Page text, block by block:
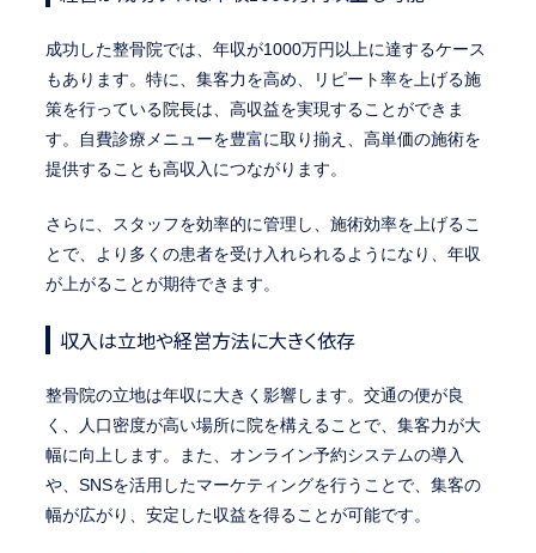
成功した整骨院では、年収が1000万円以上に達するケース
もあります。特に、集客力を高め、リピート率を上げる施
策を行っている院長は、高収益を実現することができま
す。自費診療メニューを豊富に取り揃え、高単価の施術を
提供することも高収入につながります。
さらに、スタッフを効率的に管理し、施術効率を上げるこ
とで、より多くの患者を受け入れられるようになり、年収
が上がることが期待できます。
収入は立地や経営方法に大きく依存
整骨院の立地は年収に大きく影響します。交通の便が良
く、人口密度が高い場所に院を構えることで、集客力が大
幅に向上します。また、オンライン予約システムの導入
や、SNSを活用したマーケティングを行うことで、集客の
幅が広がり、安定した収益を得ることが可能です。